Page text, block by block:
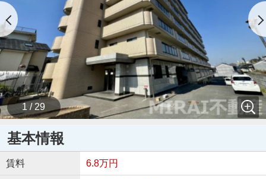
1 / 29
基本情報
賃料 6.8万円